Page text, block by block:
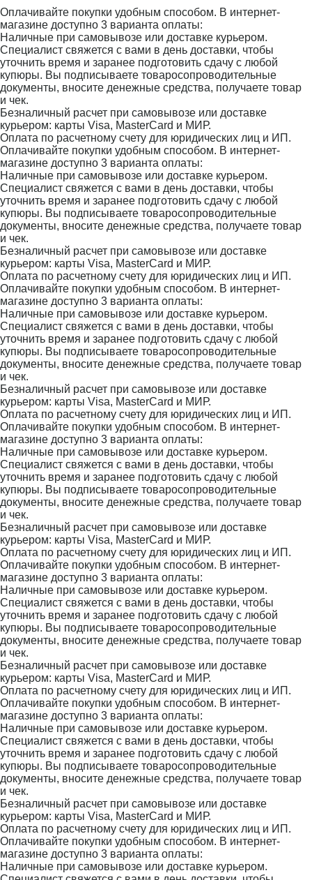
Оплачивайте покупки удобным способом. В интернет-
магазине доступно 3 варианта оплаты:
Наличные при самовывозе или доставке курьером.
Специалист свяжется с вами в день доставки, чтобы
уточнить время и заранее подготовить сдачу с любой
купюры. Вы подписываете товаросопроводительные
документы, вносите денежные средства, получаете товар
и чек.
Безналичный расчет при самовывозе или доставке
курьером: карты Visa, MasterCard и МИР.
Оплата по расчетному счету для юридических лиц и ИП.
Оплачивайте покупки удобным способом. В интернет-
магазине доступно 3 варианта оплаты:
Наличные при самовывозе или доставке курьером.
Специалист свяжется с вами в день доставки, чтобы
уточнить время и заранее подготовить сдачу с любой
купюры. Вы подписываете товаросопроводительные
документы, вносите денежные средства, получаете товар
и чек.
Безналичный расчет при самовывозе или доставке
курьером: карты Visa, MasterCard и МИР.
Оплата по расчетному счету для юридических лиц и ИП.
Оплачивайте покупки удобным способом. В интернет-
магазине доступно 3 варианта оплаты:
Наличные при самовывозе или доставке курьером.
Специалист свяжется с вами в день доставки, чтобы
уточнить время и заранее подготовить сдачу с любой
купюры. Вы подписываете товаросопроводительные
документы, вносите денежные средства, получаете товар
и чек.
Безналичный расчет при самовывозе или доставке
курьером: карты Visa, MasterCard и МИР.
Оплата по расчетному счету для юридических лиц и ИП.
Оплачивайте покупки удобным способом. В интернет-
магазине доступно 3 варианта оплаты:
Наличные при самовывозе или доставке курьером.
Специалист свяжется с вами в день доставки, чтобы
уточнить время и заранее подготовить сдачу с любой
купюры. Вы подписываете товаросопроводительные
документы, вносите денежные средства, получаете товар
и чек.
Безналичный расчет при самовывозе или доставке
курьером: карты Visa, MasterCard и МИР.
Оплата по расчетному счету для юридических лиц и ИП.
Оплачивайте покупки удобным способом. В интернет-
магазине доступно 3 варианта оплаты:
Наличные при самовывозе или доставке курьером.
Специалист свяжется с вами в день доставки, чтобы
уточнить время и заранее подготовить сдачу с любой
купюры. Вы подписываете товаросопроводительные
документы, вносите денежные средства, получаете товар
и чек.
Безналичный расчет при самовывозе или доставке
курьером: карты Visa, MasterCard и МИР.
Оплата по расчетному счету для юридических лиц и ИП.
Оплачивайте покупки удобным способом. В интернет-
магазине доступно 3 варианта оплаты:
Наличные при самовывозе или доставке курьером.
Специалист свяжется с вами в день доставки, чтобы
уточнить время и заранее подготовить сдачу с любой
купюры. Вы подписываете товаросопроводительные
документы, вносите денежные средства, получаете товар
и чек.
Безналичный расчет при самовывозе или доставке
курьером: карты Visa, MasterCard и МИР.
Оплата по расчетному счету для юридических лиц и ИП.
Оплачивайте покупки удобным способом. В интернет-
магазине доступно 3 варианта оплаты:
Наличные при самовывозе или доставке курьером.